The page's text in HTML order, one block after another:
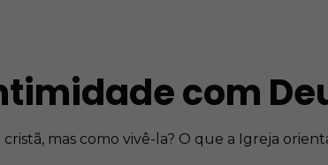
com
mas como vivê-la? O que a Igreja